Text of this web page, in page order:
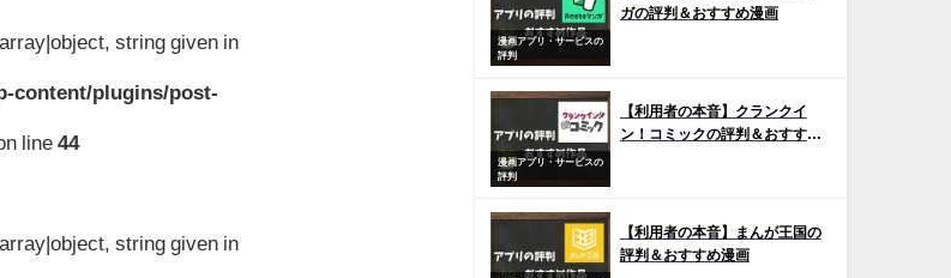
string given in
content/plugins/post-
line44
string given in
漫画アプリ・サービスの
評判
ガの評判＆おすすめ漫画
漫画アプリ・サービスの
評判
【利用者の本音】クランクイ
ン！コミックの評判＆おすすめ
【利用者の本音】まんが王国の
評判＆おすすめ漫画